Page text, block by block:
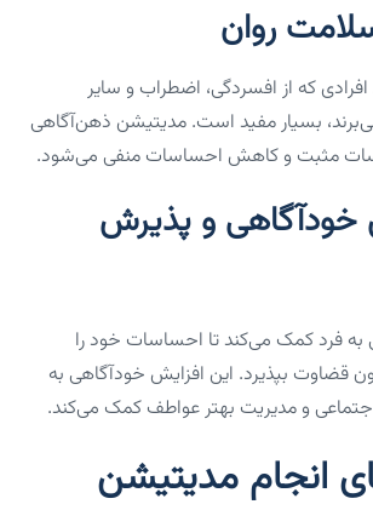
که از افسردگی، اضطراب و سایر
بسیار مفید است. مدیتیشن ذهن‌آگاهی
مثبت و کاهش احساسات منفی می‌شود.
خودآگاهی و پذیرش
فرد کمک می‌کند تا احساسات خود را
قضاوت بپذیرد. این افزایش خودآگاهی به
و مدیریت بهتر عواطف کمک می‌کند.
انجام مدیتیشن